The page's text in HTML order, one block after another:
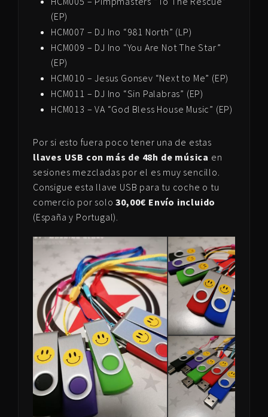
(EP)
HCM007 – DJ Ino “981 North” (LP)
HCM009 – DJ Ino “You Are Not The Star”
(EP)
HCM010 – Jesus Gonsev “Next to Me” (EP)
HCM011 – DJ Ino “Sin Palabras” (EP)
HCM013 – VA “God Bless House Music” (EP)
Por si esto fuera poco tener una de estas
llaves USB con más de 48h de música en
sesiones mezcladas por el es muy sencillo.
Consigue esta llave USB para tu coche o tu
comercio por solo30,00€ Envío incluido
(España y Portugal).